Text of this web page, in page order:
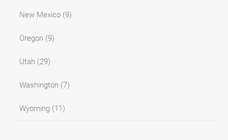
New Mexico (9)
Oregon (9)
Utah (29)
Washington (7)
Wyoming (11)